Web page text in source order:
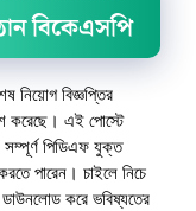
বিকেএসপি
নিয়োগ বিজ্ঞপ্তির
করেছে। এই পোস্টে
পিডিএফ যুক্ত
পারেন। চাইলে নিচে
করে ভবিষ্যতের